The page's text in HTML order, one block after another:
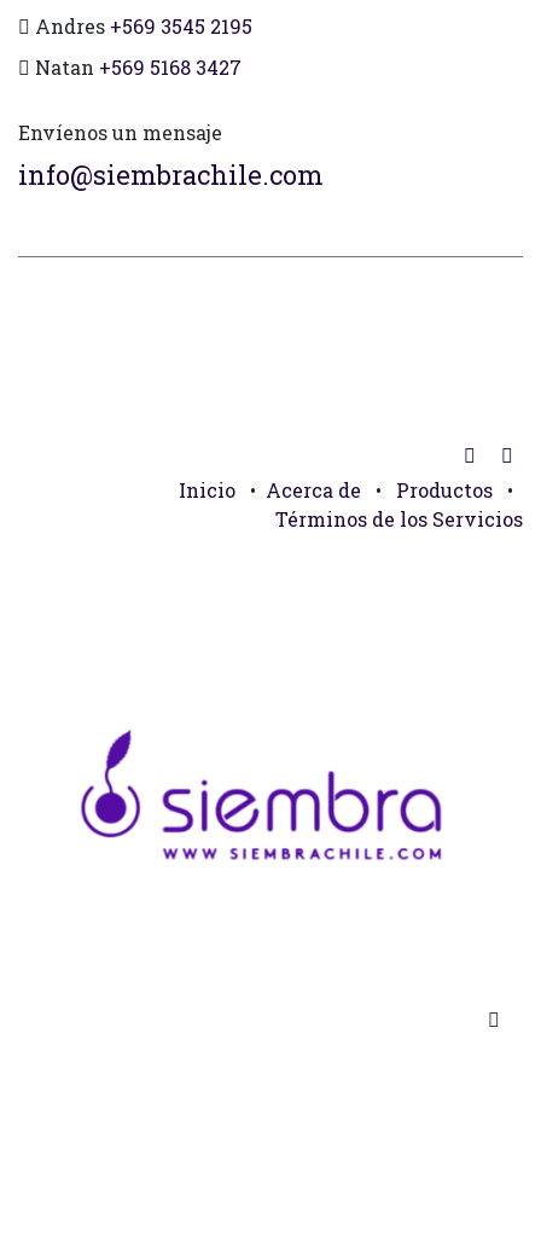
Andres +569 3545 2195
Natan +569 5168 3427
Envíenos un mensaje
info@siembrachile.com
Inicio • Acerca de • Productos
•
Términos de los Servicios